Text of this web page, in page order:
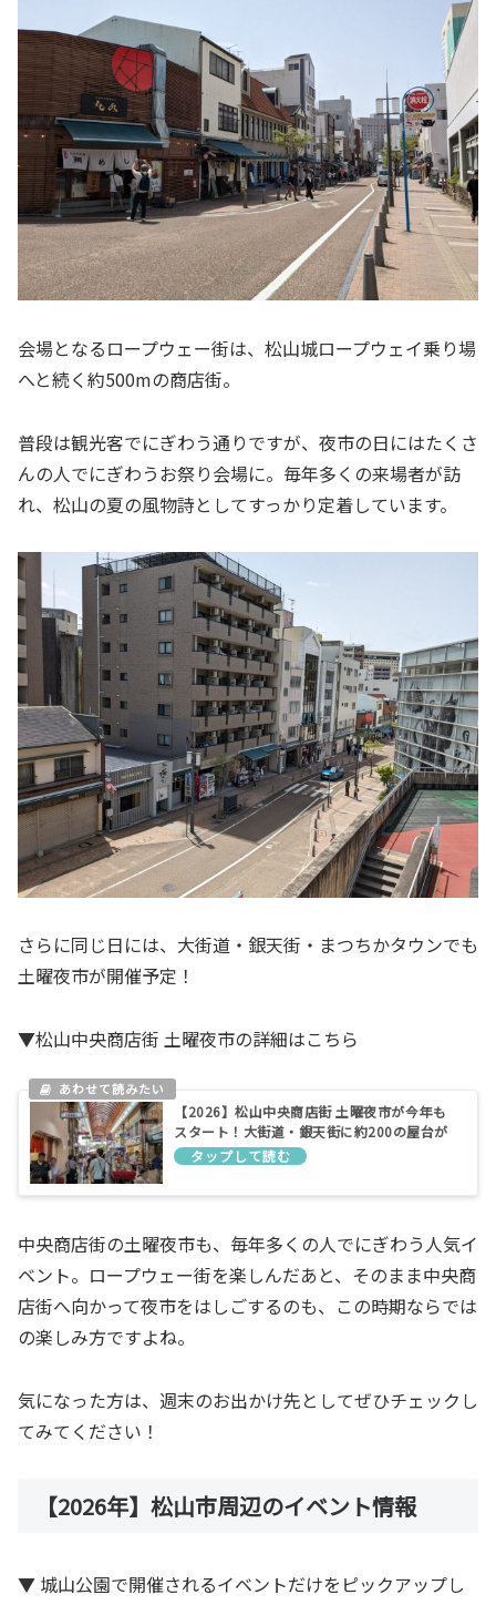
会場となるロープウェー街は、松山城ロープウェイ乗り場
へと続く約500mの商店街。
普段は観光客でにぎわう通りですが、夜市の日にはたくさ
んの人でにぎわうお祭り会場に。毎年多くの来場者が訪
れ、松山の夏の風物詩としてすっかり定着しています。
さらに同じ日には、大街道・銀天街・まつちかタウンでも
土曜夜市が開催予定！
▼松山中央商店街 土曜夜市の詳細はこちら
【2026】松山中央商店街 土曜夜市が今年も
スタート！大街道・銀天街に約200の屋台が
集結
中央商店街の土曜夜市も、毎年多くの人でにぎわう人気イ
ベント。ロープウェー街を楽しんだあと、そのまま中央商
店街へ向かって夜市をはしごするのも、この時期ならでは
の楽しみ方ですよね。
気になった方は、週末のお出かけ先としてぜひチェックし
てみてください！
【2026年】松山市周辺のイベント情報
▼ 城山公園で開催されるイベントだけをピックアップし